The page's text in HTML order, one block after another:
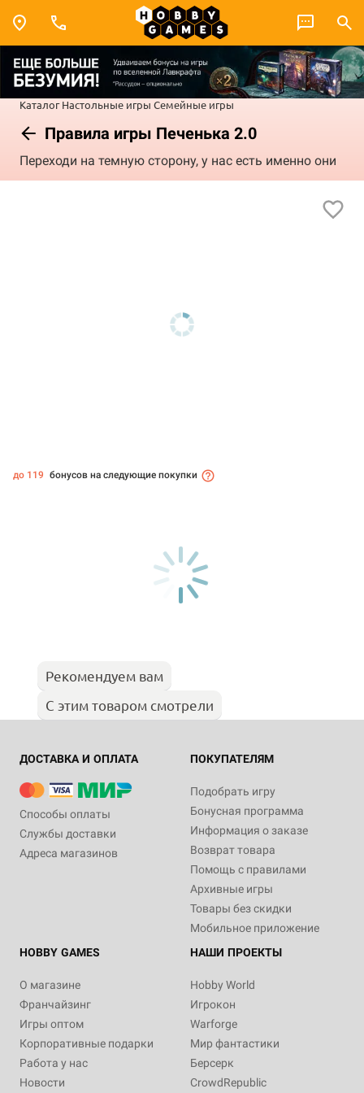
Каталог Настольные игры Семейные игры
Правила игры Печенька 2.0
Переходи на темную сторону, у нас есть именно они
до 119 бонусов на следующие покупки
Рекомендуем вам
С этим товаром смотрели
ДОСТАВКА И ОПЛАТА
Способы оплаты
Службы доставки
Адреса магазинов
ПОКУПАТЕЛЯМ
Подобрать игру
Бонусная программа
Информация о заказе
Возврат товара
Помощь с правилами
Архивные игры
Товары без скидки
Мобильное приложение
HOBBY GAMES
О магазине
Франчайзинг
Игры оптом
Корпоративные подарки
Работа у нас
Новости
НАШИ ПРОЕКТЫ
Hobby World
Игрокон
Warforge
Мир фантастики
Берсерк
CrowdRepublic